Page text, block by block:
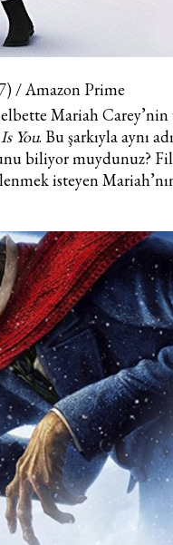
ürün ve
kutlama/
ve e-posta
veriyorum.
/ Amazon Prime
Mariah
You. Bu şarkıyla aynı adı
biliyor muydunuz?
isteyen